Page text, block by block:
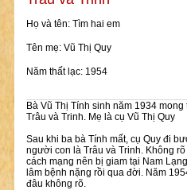
Họ và tên: Tìm hai em
Tên mẹ: Vũ Thị Quy
Năm thất lạc: 1954
Bà Vũ Thị Tính sinh năm 1934
Trâu và Trinh. Mẹ là cụ Vũ Thị Quy
Sau khi ba bà Tính mất, cụ Quy đi
người con là Trâu và Trinh. Không
cách mạng nên bị giam tại Nam
lâm bệnh nặng rồi qua đời. Năm
đâu không rõ.